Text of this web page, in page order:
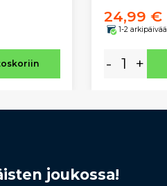
24,99 €
1-2 arkipäivää
- +
joukossa!